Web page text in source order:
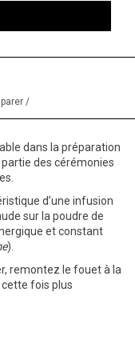
/
dans la préparation
des cérémonies
d’une infusion
sur la poudre de
et constant
).
remontez le fouet à la
fois plus